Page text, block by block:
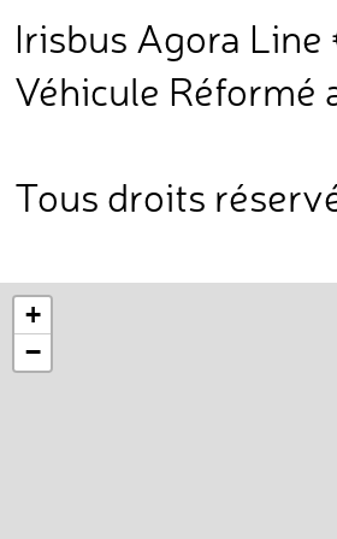
Irisbus Agora
Véhicule Réformé
Tous droits
+
−